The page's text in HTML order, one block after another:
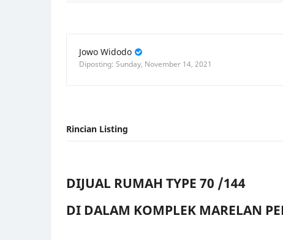
Jowo Widodo
Sunday, November 14, 2021
DIJUAL RUMAH TYPE 70 /144
DI DALAM KOMPLEK MARELAN